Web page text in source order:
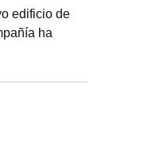
edificio de
ha
previstos